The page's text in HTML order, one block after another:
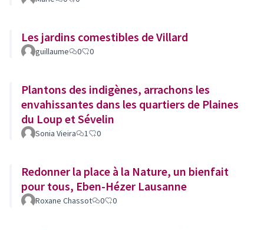
Les jardins comestibles de Villard
guillaume 0 0
Plantons des indigènes, arrachons les
envahissantes dans les quartiers de Plaines
du Loup et Sévelin
Sonia Vieira 1 0
Redonner la place à la Nature, un bienfait
pour tous, Eben-Hézer Lausanne
Roxane Chassot 0 0